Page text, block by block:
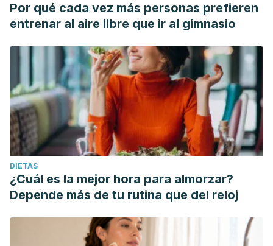
Por qué cada vez más personas prefieren
entrenar al aire libre que ir al gimnasio
DIETAS
¿Cuál es la mejor hora para almorzar?
Depende más de tu rutina que del reloj